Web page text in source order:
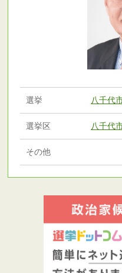
選挙 八千代
選挙区 八千代
その他